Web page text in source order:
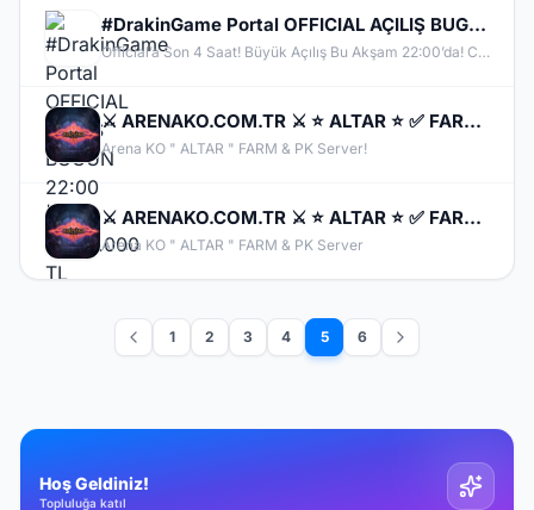
#DrakinGame Portal OFFICIAL AÇILIŞ BUGÜN 22:00 | 4.000.000 TL Ödül |
Official’a Son 4 Saat! Büyük Açılış Bu Akşam 22:00’da! Collection Race rekabeti başlıyor! 4 Milyon TL Mega Ödül Havuzu sizleri bekliyor! 5 Farklı Academy Sistemi ile yepyeni bir yarış dönemi başlıyor! Hazır mısınız? DrakinGame sahneye çıkıyor! ▁▁▁▁▁▁▁▁▁▁▁▁▁▁▁▁▁▁▁▁▁▁▁▁▁▁▁▁▁▁▁▁▁▁▁ Web Sitemiz: https://drakingame.com/ Forumumuz: https://drakingame.net/ https://fluxer.gg/EL8m6D6k https://discord.gg/drakingame
⚔️ ARENAKO.COM.TR ⚔️ ⭐ ALTAR ⭐ ✅ FARM & PK OFFİCAL 24 NİSAN CUMA 21:00 ✅ ⭐ V.24xx ⭐
Arena KO " ALTAR " FARM & PK Server!
⚔️ ARENAKO.COM.TR ⚔️ ⭐ ALTAR ⭐ ✅ FARM & PK OFFİCAL 24 NİSAN CUMA 21:00 ✅ ⭐ V.24xx ⭐
Arena KO " ALTAR " FARM & PK Server
1 2 3 4 5 6
Hoş Geldiniz!
Topluluğa katıl